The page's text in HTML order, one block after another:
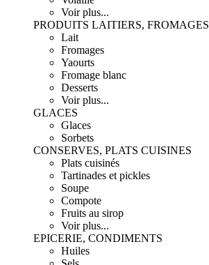
Voir plus...
PRODUITS LAITIERS, FROMAGES
Lait
Fromages
Yaourts
Fromage blanc
Desserts
Voir plus...
GLACES
Glaces
Sorbets
CONSERVES, PLATS CUISINES
Plats cuisinés
Tartinades et pickles
Soupe
Compote
Fruits au sirop
Voir plus...
EPICERIE, CONDIMENTS
Huiles